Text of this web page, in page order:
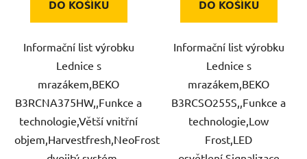
DO KOŠÍKU
Informační list výrobku
Lednice s
mrazákem,BEKO
B3RCNA375HW,,Funkce a
technologie,Větší vnitřní
objem,Harvestfresh,NeoFrost
DO KOŠÍKU
Informační list výrobku
Lednice s
mrazákem,BEKO
B3RCSO255S,,Funkce a
technologie,Low
Frost,LED